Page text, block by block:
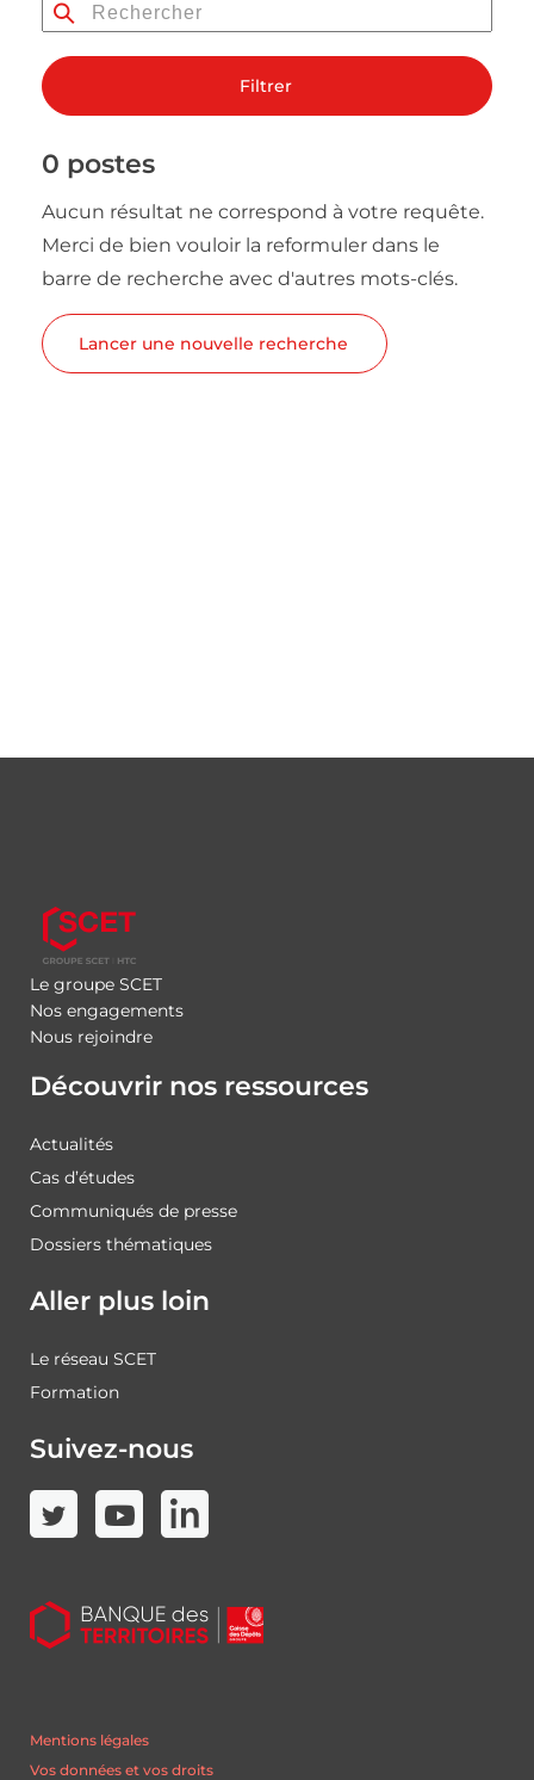
Filtrer
0 postes
Aucun résultat ne correspond à votre requête.
Merci de bien vouloir la reformuler dans le
barre de recherche avec d'autres mots-clés.
Lancer une nouvelle recherche
Le groupe SCET
Nos engagements
Nous rejoindre
Découvrir nos ressources
Actualités
Cas d’études
Communiqués de presse
Dossiers thématiques
Aller plus loin
Le réseau SCET
Formation
Suivez-nous
Mentions légales
Vos données et vos droits